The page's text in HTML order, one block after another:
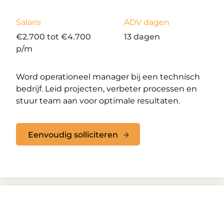
Salaris
€2.700 tot €4.700
p/m
ADV dagen
13 dagen
Word operationeel manager bij een technisch
bedrijf. Leid projecten, verbeter processen en
stuur team aan voor optimale resultaten.
Eenvoudig solliciteren